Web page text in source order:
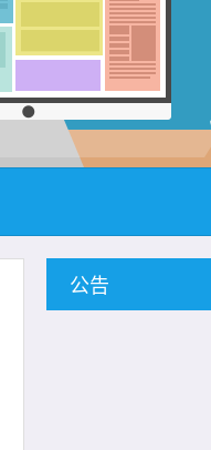
公告